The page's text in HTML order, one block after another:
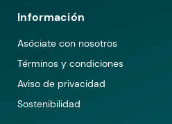
Información
Asóciate con nosotros
Términos y condiciones
Aviso de privacidad
Sostenibilidad